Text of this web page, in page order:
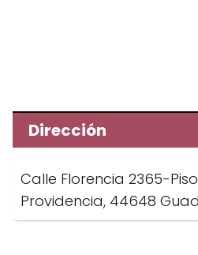
Dirección
Calle Florencia 2365-
Providencia, 44648